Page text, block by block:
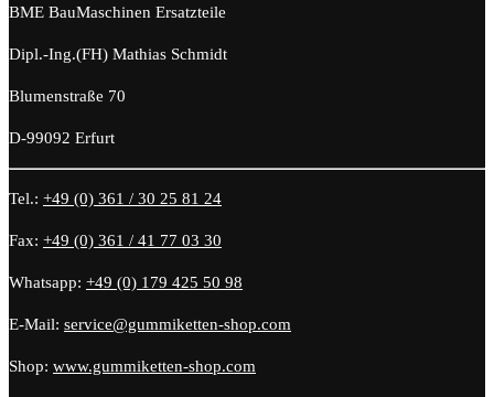
BME BauMaschinen Ersatzteile
Dipl.-Ing.(FH) Mathias Schmidt
Blumenstraße 70
D-99092 Erfurt
Tel.: +49 (0) 361 / 30 25 81 24
Fax: +49 (0) 361 / 41 77 03 30
Whatsapp: +49 (0) 179 425 50 98
E-Mail: service@gummiketten-shop.com
Shop: www.gummiketten-shop.com